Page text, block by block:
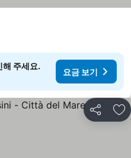
해 주세요.
요금 보기
공유 즐